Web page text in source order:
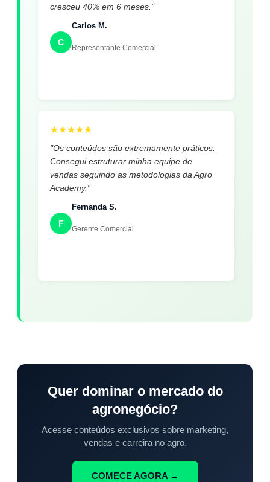
cresceu 40% em 6 meses."
C
Carlos M.
Representante Comercial
★★★★★
"Os conteúdos são extremamente práticos.
Consegui estruturar minha equipe de
vendas seguindo as metodologias da Agro
Academy."
F
Fernanda S.
Gerente Comercial
Quer dominar o mercado do
agronegócio?
Acesse conteúdos exclusivos sobre marketing,
vendas e carreira no agro.
COMECE AGORA →